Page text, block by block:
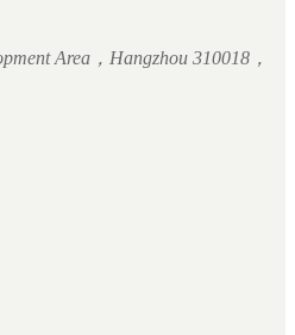
Area，Hangzhou 310018，